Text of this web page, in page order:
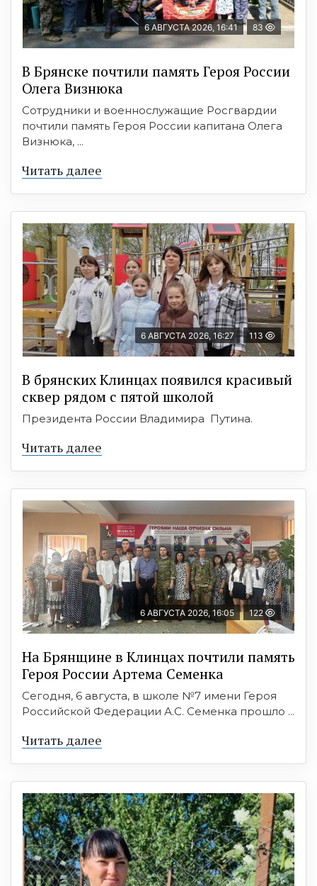
6 АВГУСТА 2026, 16:41 83
В Брянске почтили память Героя России
Олега Визнюка
Сотрудники и военнослужащие Росгвардии
почтили память Героя России капитана Олега
Визнюка, ...
Читать далее
6 АВГУСТА 2026, 16:27 113
В брянских Клинцах появился красивый
сквер рядом с пятой школой
Президента России Владимира Путина.
Читать далее
6 АВГУСТА 2026, 16:05 122
На Брянщине в Клинцах почтили память
Героя России Артема Семенка
Сегодня, 6 августа, в школе №7 имени Героя
Российской Федерации А.С. Семенка прошло ...
Читать далее